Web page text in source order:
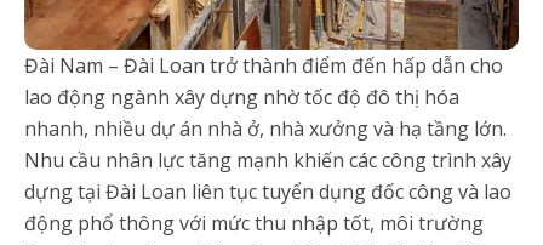
Đài Nam – Đài Loan trở thành điểm đến hấp dẫn cho
lao động ngành xây dựng nhờ tốc độ đô thị hóa
nhanh, nhiều dự án nhà ở, nhà xưởng và hạ tầng lớn.
Nhu cầu nhân lực tăng mạnh khiến các công trình xây
dựng tại Đài Loan liên tục tuyển dụng đốc công và lao
động phổ thông với mức thu nhập tốt, môi trường